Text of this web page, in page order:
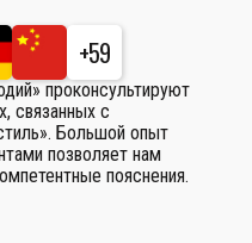
+59
проконсультируют
связанных с
Большой опыт
позволяет нам
пояснения.